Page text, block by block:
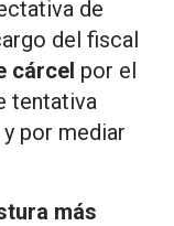
de
del fiscal
cárcel por el
tentativa
por mediar
más